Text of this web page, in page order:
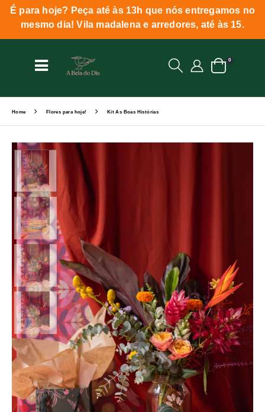
É para hoje? Peça até às 13h que nós entregamos no
mesmo dia! Vila madalena e arredores, até às 15.
0
Home Flores para hoje! Kit As Boas Histórias